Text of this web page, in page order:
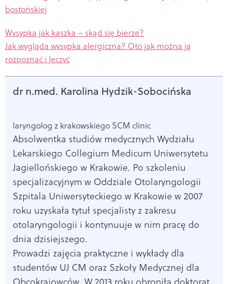
bostońskiej
Wysypka jak kaszka – skąd się bierze?
Jak wygląda wysypka alergiczna? Oto jak można ją
rozpoznać i leczyć
dr n.med. Karolina Hydzik-Sobocińska
laryngolog z krakowskiego SCM clinic
Absolwentka studiów medycznych Wydziału
Lekarskiego Collegium Medicum Uniwersytetu
Jagiellońskiego w Krakowie. Po szkoleniu
specjalizacyjnym w Oddziale Otolaryngologii
Szpitala Uniwersyteckiego w Krakowie w 2007
roku uzyskała tytuł specjalisty z zakresu
otolaryngologii i kontynuuje w nim pracę do
dnia dzisiejszego.
Prowadzi zajęcia praktyczne i wykłady dla
studentów UJ CM oraz Szkoły Medycznej dla